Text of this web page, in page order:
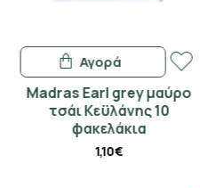
Madras Earl grey μαύρο
τσάι Κεϋλάνης 10
φακελάκια
1,10€
Αγορά